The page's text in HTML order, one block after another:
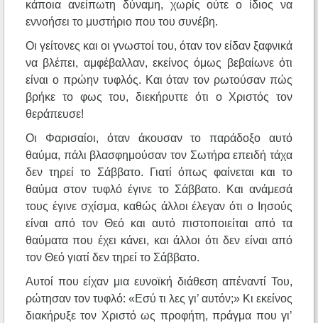
κάποια ανείπωτη δύναμη, χωρίς ούτε ο ίδιος να
εννοήσει το μυστήριο που του συνέβη.
Οι γείτονες και οι γνωστοί του, όταν τον είδαν ξαφνικά
να βλέπει, αμφέβαλλαν, εκείνος όμως βεβαίωνε ότι
είναι ο πρώην τυφλός. Και όταν τον ρωτούσαν πώς
βρήκε το φως του, διεκήρυττε ότι ο Χριστός τον
θεράπευσε!
Οι Φαρισαίοι, όταν άκουσαν το παράδοξο αυτό
θαύμα, πάλι βλασφημούσαν τον Σωτήρα επειδή τάχα
δεν τηρεί το Σάββατο. Γιατί όπως φαίνεται και το
θαύμα στον τυφλό έγινε το Σάββατο. Και ανάμεσά
τους έγινε σχίσμα, καθώς άλλοι έλεγαν ότι ο Ιησούς
είναι από τον Θεό και αυτό πιστοποιείται από τα
θαύματα που έχει κάνει, και άλλοι ότι δεν είναι από
τον Θεό γιατί δεν τηρεί το Σάββατο.
Αυτοί που είχαν μια ευνοϊκή διάθεση απέναντί Του,
ρώτησαν τον τυφλό: «Εσύ τι λες γι’ αυτόν;» Κι εκείνος
διακήρυξε τον Χριστό ως προφήτη, πράγμα που γι’